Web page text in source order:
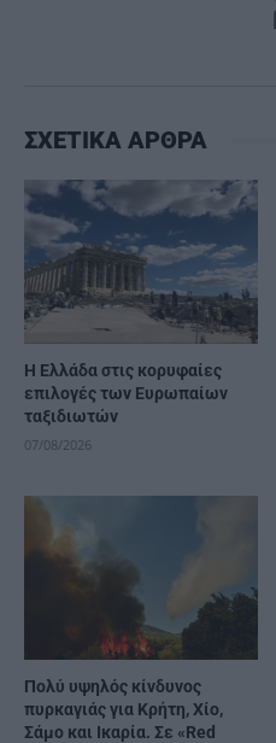
ΣΧΕΤΙΚΑ ΑΡΘΡΑ
Η Ελλάδα στις κορυφαίες
επιλογές των Ευρωπαίων
ταξιδιωτών
07/08/2026
Πολύ υψηλός κίνδυνος
πυρκαγιάς για Κρήτη, Χίο,
Σάμο και Ικαρία. Σε «Red